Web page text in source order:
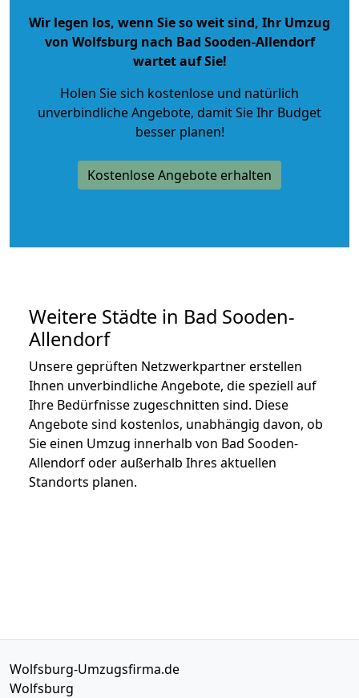
Wir legen los, wenn Sie so weit sind, Ihr Umzug
von Wolfsburg nach Bad Sooden-Allendorf
wartet auf Sie!
Holen Sie sich kostenlose und natürlich
unverbindliche Angebote, damit Sie Ihr Budget
besser planen!
Kostenlose Angebote erhalten
Weitere Städte in Bad Sooden-
Allendorf
Unsere geprüften Netzwerkpartner erstellen
Ihnen unverbindliche Angebote, die speziell auf
Ihre Bedürfnisse zugeschnitten sind. Diese
Angebote sind kostenlos, unabhängig davon, ob
Sie einen Umzug innerhalb von Bad Sooden-
Allendorf oder außerhalb Ihres aktuellen
Standorts planen.
Wolfsburg-Umzugsfirma.de
Wolfsburg